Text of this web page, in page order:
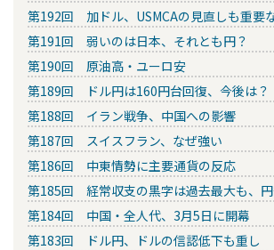
第192回 加ドル、USMCAの見直しも重要
第191回 弱いのは日本、それとも円？
第190回 原油高・ユーロ安
第189回 ドル円は160円台回復、今後は？
第188回 イラン戦争、中国への影響
第187回 スイスフラン、なぜ強い
第186回 中東情勢に主要通貨の反応
第185回 経常収支の黒字は過去最大も、円
第184回 中国・全人代、3月5日に開幕
第183回 ドル円、ドルの信認低下も重し